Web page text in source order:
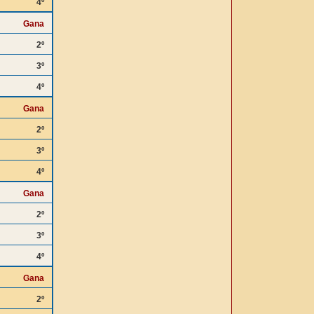
4º
Gana
2º
3º
4º
Gana
2º
3º
4º
Gana
2º
3º
4º
Gana
2º